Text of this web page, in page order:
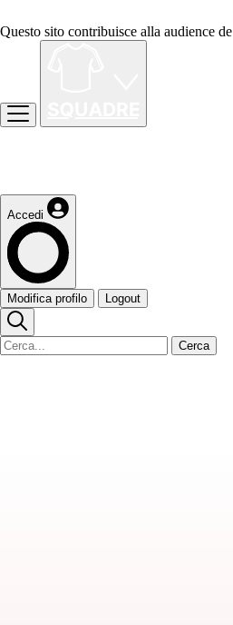
Questo sito contribuisce alla audience de
Accedi
Modifica profilo Logout
Cerca